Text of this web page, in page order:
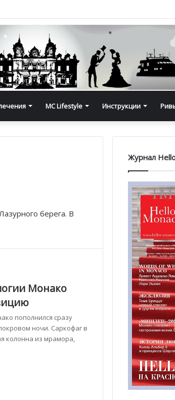
MC Lifestyle Инструкции
берега. В
Монако
пополнился сразу
ночи. Саркофаг в
колонна из мрамора,
Журнал